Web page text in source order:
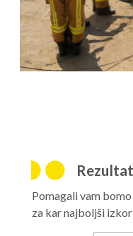
Pomagali vam
za kar najboljši